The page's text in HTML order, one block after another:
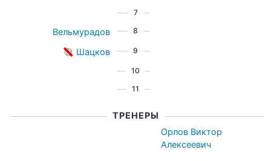
7
Вельмурадов 8
Шацков 9
10
11
ТРЕНЕРЫ
Орлов Виктор
Алексеевич